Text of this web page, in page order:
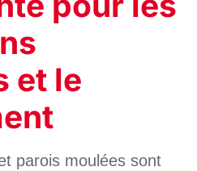
et le
parois moulées sont